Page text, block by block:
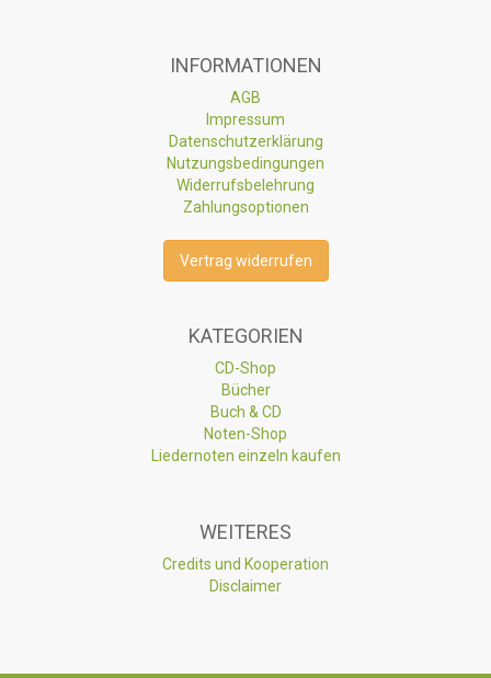
INFORMATIONEN
AGB
Impressum
Datenschutzerklärung
Nutzungsbedingungen
Widerrufsbelehrung
Zahlungsoptionen
Vertrag widerrufen
KATEGORIEN
CD-Shop
Bücher
Buch & CD
Noten-Shop
Liedernoten einzeln kaufen
WEITERES
Credits und Kooperation
Disclaimer